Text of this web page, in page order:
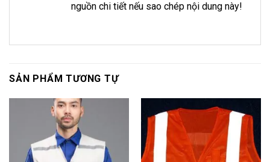
nguồn chi tiết nếu sao chép nội dung này!
SẢN PHẨM TƯƠNG TỰ